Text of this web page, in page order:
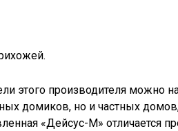
этого производителя можно
домиков, но и частных
«Дейсус-М» отличается